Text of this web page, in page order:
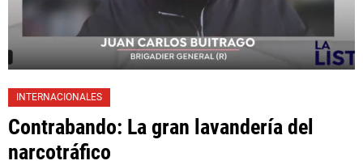
INTERNACIONALES
Contrabando: La gran lavandería del
narcotráfico